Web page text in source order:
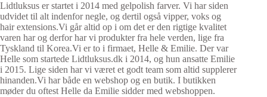
Lidtluksus er startet i 2014 med gelpolish farver. Vi har siden
udvidet til alt indenfor negle, og dertil også vipper, voks og
hair extensions.Vi går altid op i om det er den rigtige kvalitet
varen har og derfor har vi produkter fra hele verden, lige fra
Tyskland til Korea.Vi er to i firmaet, Helle & Emilie. Der var
Helle som startede Lidtluksus.dk i 2014, og hun ansatte Emilie
i 2015. Lige siden har vi været et godt team som altid supplerer
hinanden.Vi har både en webshop og en butik. I butikken
møder du oftest Helle da Emilie sidder med webshoppen.